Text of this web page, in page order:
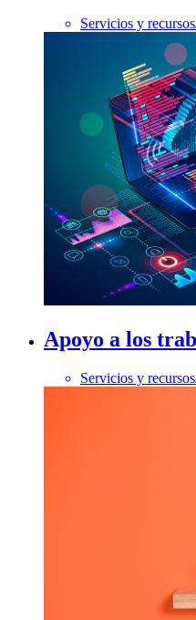
Servicios y recursos
Apoyo a los
Servicios y recursos